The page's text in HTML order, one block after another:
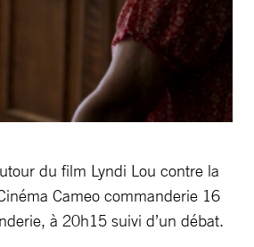
du film Lyndi Lou contre la
Cameo commanderie 16
à 20h15 suivi d’un débat.